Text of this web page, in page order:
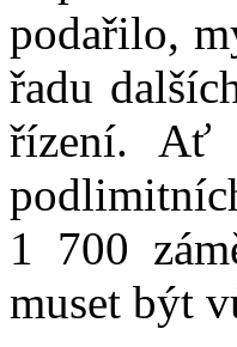
podařilo,
řadu
řízení. Ať
1 700
muset být